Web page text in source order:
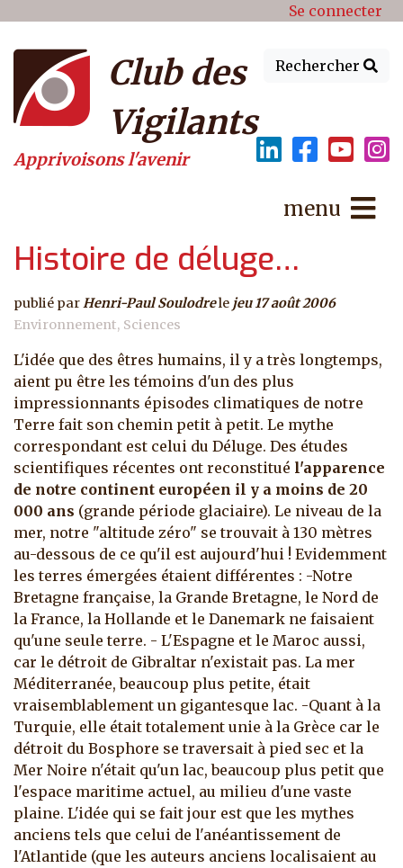
Menu du compte de Se connecter
Rechercher
Club des
Vigilants
Apprivoisons l'avenir
menu
Histoire de déluge…
publié parHenri-Paul Soulodrele jeu 17 août 2006
Environnement Sciences
L'idée que des êtres humains, il y a très longtemps,
aient pu être les témoins d'un des plus
impressionnants épisodes climatiques de notre
Terre fait son chemin petit à petit. Le mythe
correspondant est celui du Déluge. Des études
scientifiques récentes ont reconstitué l'apparence
de notre continent européen il y a moins de 20
000 ans (grande période glaciaire). Le niveau de la
mer, notre "altitude zéro" se trouvait à 130 mètres
au-dessous de ce qu'il est aujourd'hui ! Evidemment
les terres émergées étaient différentes : -Notre
Bretagne française, la Grande Bretagne, le Nord de
la France, la Hollande et le Danemark ne faisaient
qu'une seule terre. - L'Espagne et le Maroc aussi,
car le détroit de Gibraltar n'existait pas. La mer
Méditerranée, beaucoup plus petite, était
vraisemblablement un gigantesque lac. -Quant à la
Turquie, elle était totalement unie à la Grèce car le
détroit du Bosphore se traversait à pied sec et la
Mer Noire n'était qu'un lac, beaucoup plus petit que
l'espace maritime actuel, au milieu d'une vaste
plaine. L'idée qui se fait jour est que les mythes
anciens tels que celui de l'anéantissement de
l'Atlantide (que les auteurs anciens localisaient au